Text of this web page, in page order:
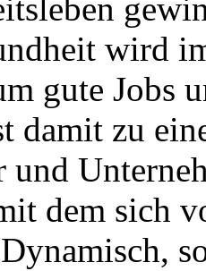
wird
gute Jobs
damit zu
und
dem sich
Dynamisch,